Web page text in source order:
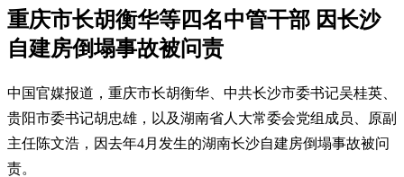
重庆市长胡衡华等四名中管干部 因长沙
自建房倒塌事故被问责
中国官媒报道，重庆市长胡衡华、中共长沙市委书记吴桂英、
贵阳市委书记胡忠雄，以及湖南省人大常委会党组成员、原副
主任陈文浩，因去年4月发生的湖南长沙自建房倒塌事故被问
责。